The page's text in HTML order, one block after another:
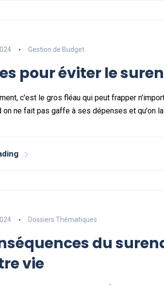
Gestion de Budget
pour éviter le
c'est le gros fléau qui peut frapper
on ne fait pas gaffe à ses dépenses et qu'on
Dossiers Thématiques
du
vie